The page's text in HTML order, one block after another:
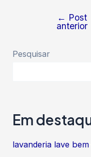
Navegação
Post
← Post
anterior
Pesquisar
Em
lavanderia lave